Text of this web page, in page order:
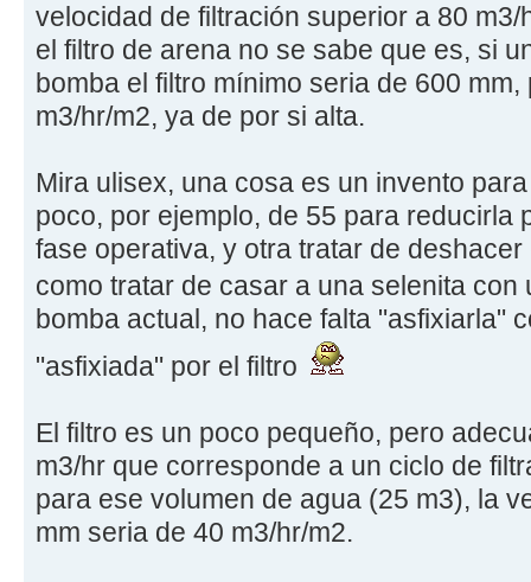
velocidad de filtración superior a 80
el filtro de arena no se sabe que es, si
bomba el filtro mínimo seria de 600
m3/hr/m2, ya de por si alta.
Mira ulisex, una cosa es un invento
poco, por ejemplo, de 55 para reducirla
fase operativa, y otra tratar de
como tratar de casar a una selenita
bomba actual, no hace falta "asfixiarla"
"asfixiada" por el filtro
El filtro es un poco pequeño, pero
m3/hr que corresponde a un ciclo de
para ese volumen de agua (25 m3), la
mm seria de 40 m3/hr/m2.